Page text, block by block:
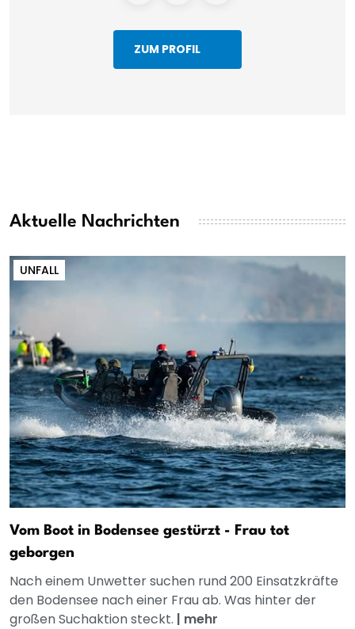
ZUM PROFIL
Aktuelle Nachrichten
UNFALL
Vom Boot in Bodensee gestürzt - Frau tot
geborgen
Nach einem Unwetter suchen rund 200 Einsatzkräfte
den Bodensee nach einer Frau ab. Was hinter der
großen Suchaktion steckt. | mehr